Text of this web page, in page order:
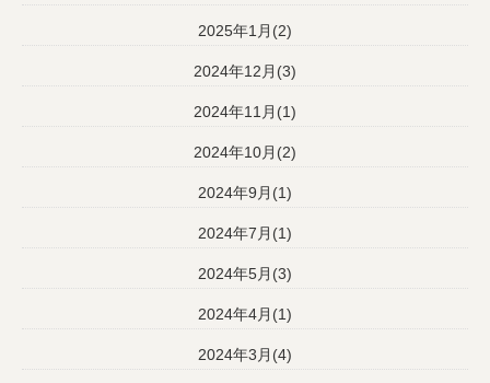
2025年1月(2)
2024年12月(3)
2024年11月(1)
2024年10月(2)
2024年9月(1)
2024年7月(1)
2024年5月(3)
2024年4月(1)
2024年3月(4)